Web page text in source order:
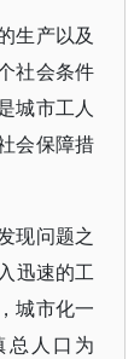
生产以及
社会条件
城市工人
会保障措
现问题之
迅速的工
城市化一
总人口为